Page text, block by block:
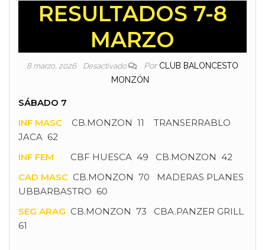
RESULTADOS 7-8
MARZO
8 marzo, 2026 Desactivado Por CLUB BALONCESTO
MONZÓN
SÁBADO 7
INF MASC
CB.MONZON 11 TRANSERRABLO
JACA 62
INF FEM
CBF HUESCA 49 CB.MONZON 42
CAD MASC CB.MONZON 70 MADERAS PLANES
UBBARBASTRO 60
SEG ARAG CB.MONZON 73 CBA.PANZER GRILL
61